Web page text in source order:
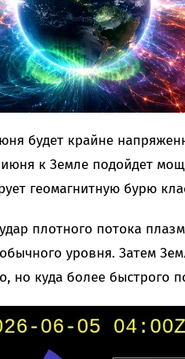
будет крайне
июня к Земле подойдет
геомагнитную бурю
плотного потока
уровня. Затем
но куда более быстрого